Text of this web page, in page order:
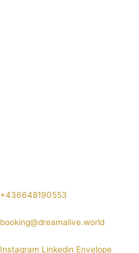
+436648190553
booking@dreamalive.world
Instagram Linkedin Envelope